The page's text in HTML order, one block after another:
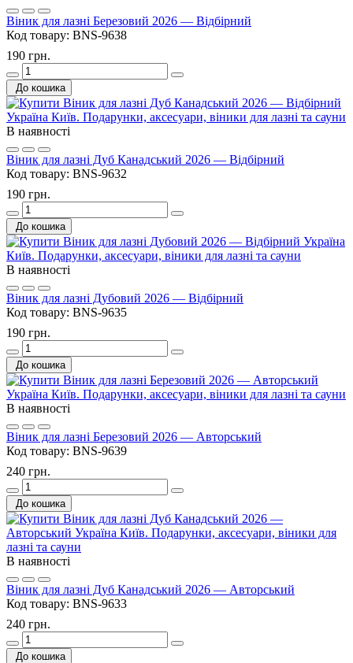
Віник для лазні Березовий 2026 — Відбірний
Код товару: BNS-9638
190 грн.
До кошика
В наявності
Віник для лазні Дуб Канадський 2026 — Відбірний
Код товару: BNS-9632
190 грн.
До кошика
В наявності
Віник для лазні Дубовий 2026 — Відбірний
Код товару: BNS-9635
190 грн.
До кошика
В наявності
Віник для лазні Березовий 2026 — Авторський
Код товару: BNS-9639
240 грн.
До кошика
В наявності
Віник для лазні Дуб Канадський 2026 — Авторський
Код товару: BNS-9633
240 грн.
До кошика